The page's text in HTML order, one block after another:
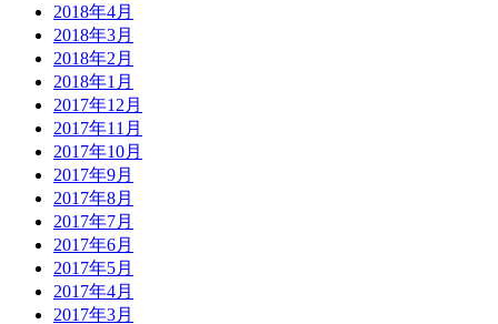
2018年4月
2018年3月
2018年2月
2018年1月
2017年12月
2017年11月
2017年10月
2017年9月
2017年8月
2017年7月
2017年6月
2017年5月
2017年4月
2017年3月